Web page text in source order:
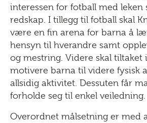
interessen for fotball med leken
redskap. I tillegg til fotball skal
være en fin arena for barna å
hensyn til hverandre samt
og mestring. Videre skal tiltaket
motivere barna til videre fysisk
allsidig aktivitet. Dessuten får
forholde seg til enkel veiledning.
Overordnet målsetning er med